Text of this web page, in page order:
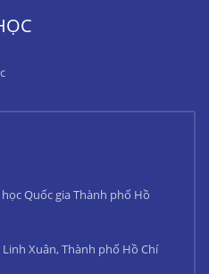
Quốc gia Thành phố Hồ
Xuân, Thành phố Hồ Chí